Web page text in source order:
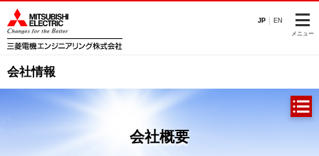
JP EN
メニュー
会社情報
会社概要